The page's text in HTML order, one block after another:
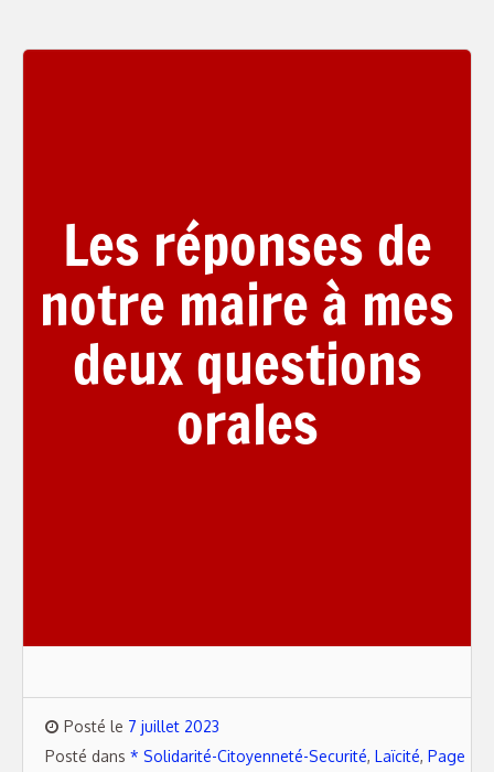
Les réponses de
notre maire à mes
deux questions
orales
Posté le 7 juillet 2023
Posté dans * Solidarité-Citoyenneté-Securité, Laïcité, Page